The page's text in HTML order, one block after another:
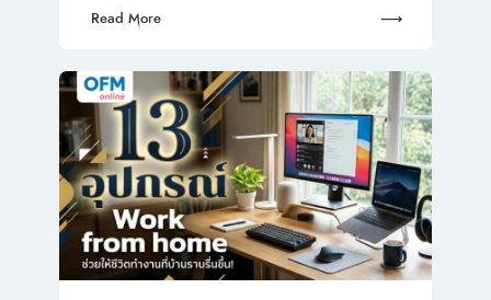
Read More